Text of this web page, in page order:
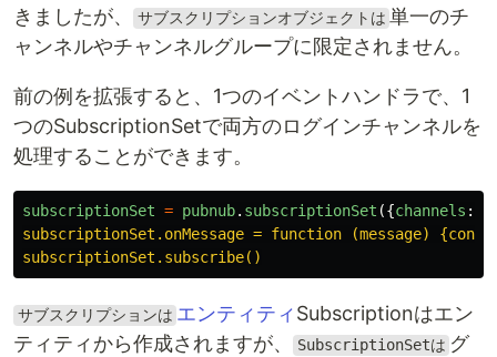
きましたが、
サブスクリプションオブジェクトは 単一のチ
ャンネルやチャンネルグループに限定されません。
前の例を拡張すると、1つのイベントハンドラで、1
つのSubscriptionSetで両方のログインチャンネルを
処理することができます。
subscriptionSet = pubnub. subscriptionSet ({channels :
subscriptionSet.onMessage = function (message)
サブスクリプションは エンティティSubscriptionはエン
ティティから作成されますが、
SubscriptionSetは グ